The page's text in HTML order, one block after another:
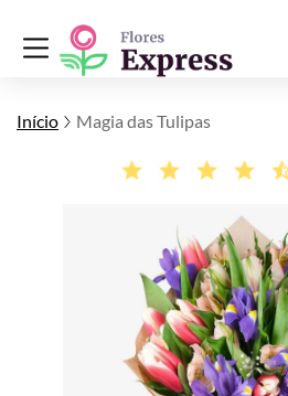
Início Magia das Tulipas